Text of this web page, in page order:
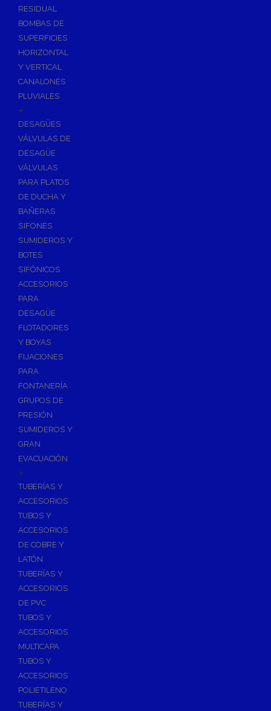
RESIDUAL
BOMBAS DE
SUPERFICIES
HORIZONTAL
Y VERTICAL
CANALONES
PLUVIALES
+
DESAGÜES
VÁLVULAS DE
DESAGÜE
VÁLVULAS
PARA PLATOS
DE DUCHA Y
BAÑERAS
SIFONES
SUMIDEROS Y
BOTES
SIFÓNICOS
ACCESORIOS
PARA
DESAGÜE
FLOTADORES
Y BOYAS
FIJACIONES
PARA
FONTANERÍA
GRUPOS DE
PRESIÓN
SUMIDEROS Y
GRAN
EVACUACIÓN
+
TUBERÍAS Y
ACCESORIOS
TUBOS Y
ACCESORIOS
DE COBRE Y
LATÓN
TUBERÍAS Y
ACCESORIOS
DE PVC
TUBOS Y
ACCESORIOS
MULTICAPA
TUBOS Y
ACCESORIOS
POLIETILENO
TUBERÍAS Y